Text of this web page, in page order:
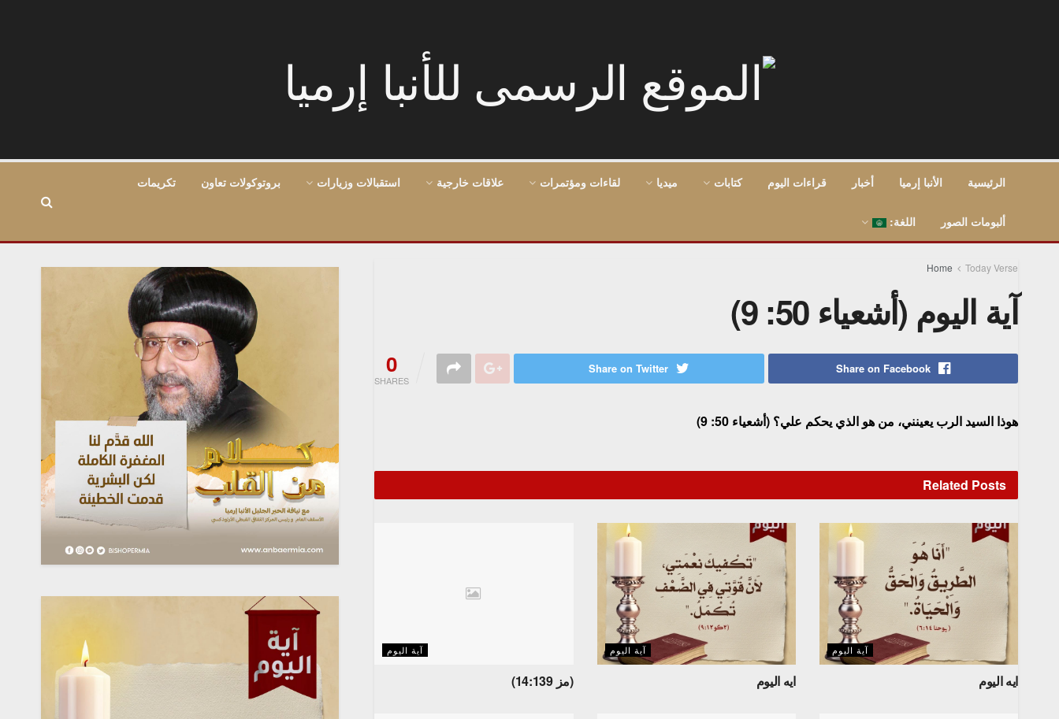
الرئيسية الأنبا إرميا أخبار قراءات اليوم كتابات ميديا لقاءات ومؤتمرات علاقات خارجية استقبالات وزيارات بروتوكولات تعاون تكريمات
ألبومات الصور اللغة:
Home Today Verse
آية اليوم (أشعياء 50: 9)
0
SHARES
Share on Facebook
Share on Twitter
هوذا السيد الرب يعينني، من هو الذي يحكم علي؟ (أشعياء 50: 9)
Related Posts
آية اليوم
ايه اليوم
آية اليوم
ايه اليوم
آية اليوم
(مز 14:139)